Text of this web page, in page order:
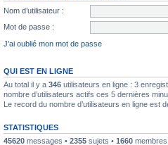
Nom d’utilisateur :
Mot de passe :
J’ai oublié mon mot de passe
QUI EST EN LIGNE
Au total il y a 346 utilisateurs en ligne : 3
nombre d’utilisateurs actifs ces 5 dernières
Le record du nombre d’utilisateurs en ligne est
STATISTIQUES
45620 messages • 2355 sujets • 1660